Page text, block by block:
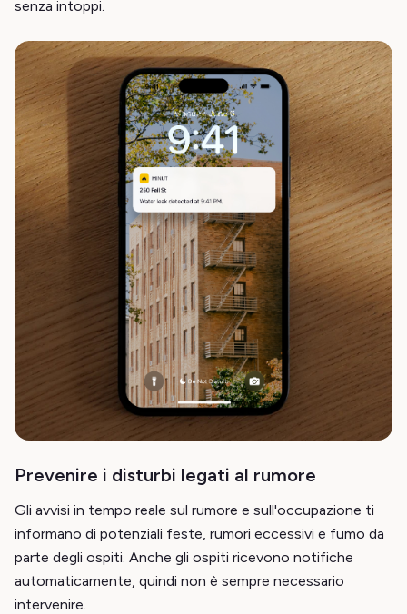
senza intoppi.
Prevenire i disturbi legati al rumore
Gli avvisi in tempo reale sul rumore e sull'occupazione ti
informano di potenziali feste, rumori eccessivi e fumo da
parte degli ospiti. Anche gli ospiti ricevono notifiche
automaticamente, quindi non è sempre necessario
intervenire.